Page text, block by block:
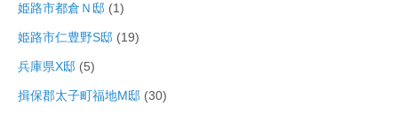
姫路市都倉Ｎ邸 (1)
姫路市仁豊野S邸 (19)
兵庫県X邸 (5)
揖保郡太子町福地M邸 (30)